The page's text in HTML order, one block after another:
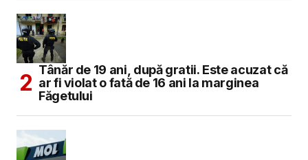
Tânăr de 19 ani, după gratii. Este acuzat că
ar fi violat o fată de 16 ani la marginea
Făgetului